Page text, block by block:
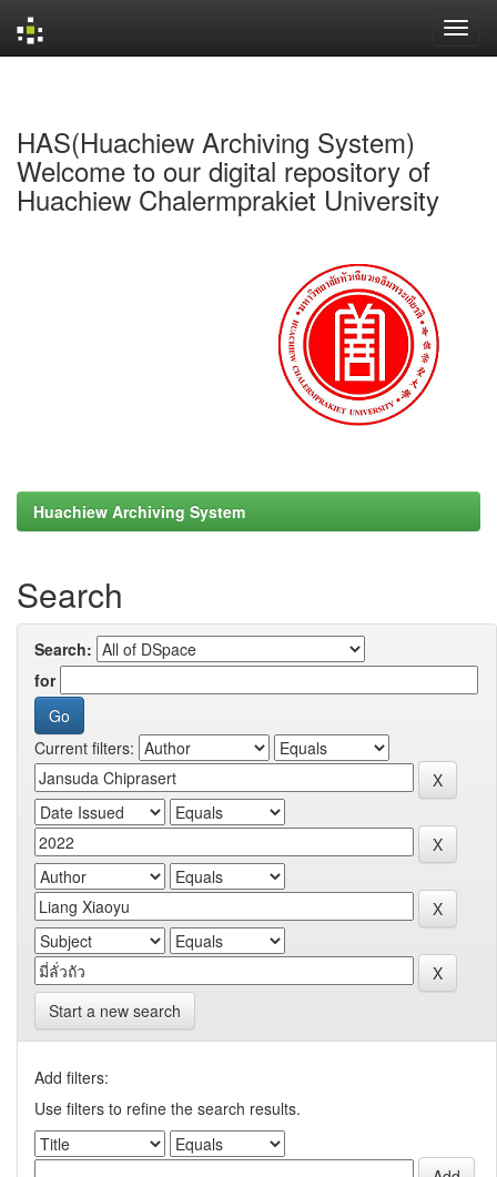
HAS(Huachiew Archiving System)
Welcome to our digital repository of
Huachiew Chalermprakiet University
Huachiew Archiving System
Search
Search:
for
Current filters:
Start a new search
Add filters:
Use filters to refine the search results.